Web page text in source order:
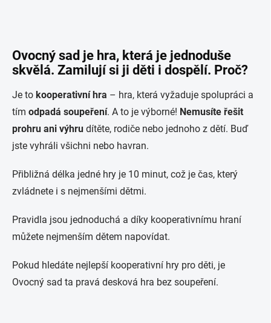
Ovocný sad je hra, která je jednoduše
skvělá. Zamilují si ji děti i dospělí. Proč?
Je to kooperativní hra – hra, která vyžaduje spolupráci a
tím odpadá soupeření. A to je výborné! Nemusíte řešit
prohru ani výhru dítěte, rodiče nebo jednoho z dětí. Buď
jste vyhráli všichni nebo havran.
Přibližná délka jedné hry je 10 minut, což je čas, který
zvládnete i s nejmenšími dětmi.
Pravidla jsou jednoduchá a díky kooperativnímu hraní
můžete nejmenším dětem napovídat.
Pokud hledáte nejlepší kooperativní hry pro děti, je
Ovocný sad ta pravá desková hra bez soupeření.